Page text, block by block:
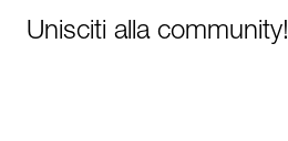
Unisciti alla community!